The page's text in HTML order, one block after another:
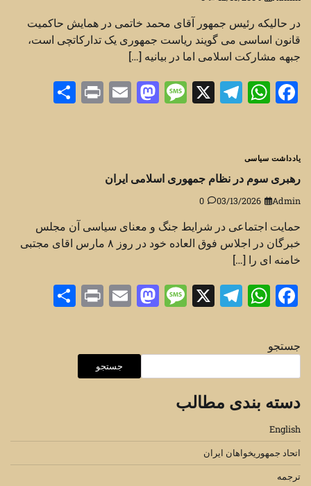
در حالیکه رئیس جمهور آقای محمد خاتمی در همایش حاکمیت
قانون اساسی می گویند ریاست جمهوری یک تدارکاتچی است،
جبهه مشارکت اسلامی اما در بیانیه […]
Facebook
WhatsApp
Telegram
X
Message
Mastodon
Email
Print
یادداشت سیاسی
رهبری سوم در نظام جمهوری اسلامی ایران
Admin
03/13/2026
0
حمایت اجتماعی در شرایط جنگ و معنای سیاسی آن مجلس
خبرگان در اجلاس فوق العاده خود در روز ۸ مارس اقای مجتبی
خامنه ای را […]
Facebook
WhatsApp
Telegram
X
Message
Mastodon
Email
Print
جستجو
جستجو
دسته بندی مطالب
English
اتحاد جمهوریخواهان ایران
ترجمه